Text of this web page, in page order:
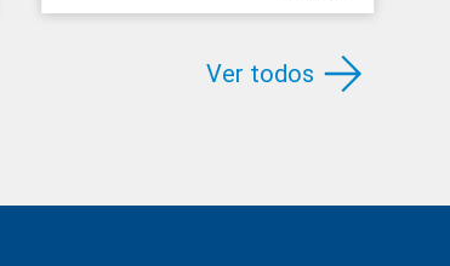
Ver todos